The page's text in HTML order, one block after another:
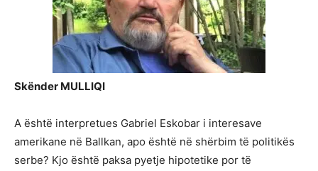
Skënder MULLIQI
A është interpretues Gabriel Eskobar i interesave
amerikane në Ballkan, apo është në shërbim të politikës
serbe? Kjo është paksa pyetje hipotetike por të